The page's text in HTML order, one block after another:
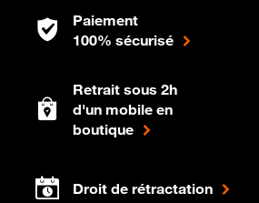
Paiement
100% sécurisé
Retrait sous 2h
d'un mobile en
boutique
Droit de rétractation